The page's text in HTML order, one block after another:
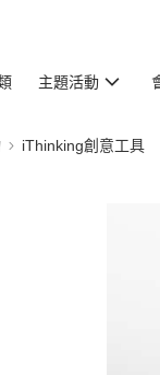
主題活動
iThinking創意工具